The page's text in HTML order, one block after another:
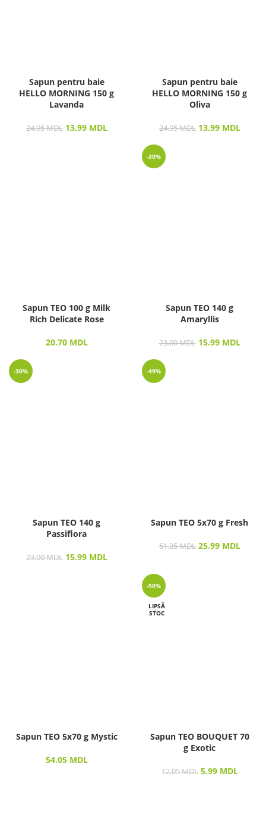
Sapun pentru baie
HELLO MORNING 150 g
Lavanda
24.95MDL 13.99 MDL
Sapun pentru baie
HELLO MORNING 150 g
Oliva
24.95MDL 13.99 MDL
Sapun TEO 100 g Milk
Rich Delicate Rose
20.70 MDL
-30%
Sapun TEO 140 g
Amaryllis
23.00MDL 15.99 MDL
-30%
Sapun TEO 140 g
Passiflora
23.00MDL 15.99 MDL
-49%
Sapun TEO 5х70 g Fresh
51.35MDL 25.99 MDL
Sapun TEO 5х70 g Mystic
54.05 MDL
-50%
LIPSĂ
STOC
Sapun TEO BOUQUET 70
g Exotic
12.05MDL 5.99 MDL